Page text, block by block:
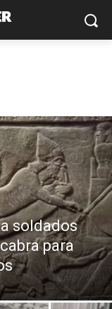
soldados
para